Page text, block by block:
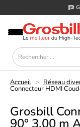
Accueil > Réseau
Connecteur HDMI
Grosbill
90° 3.00 m